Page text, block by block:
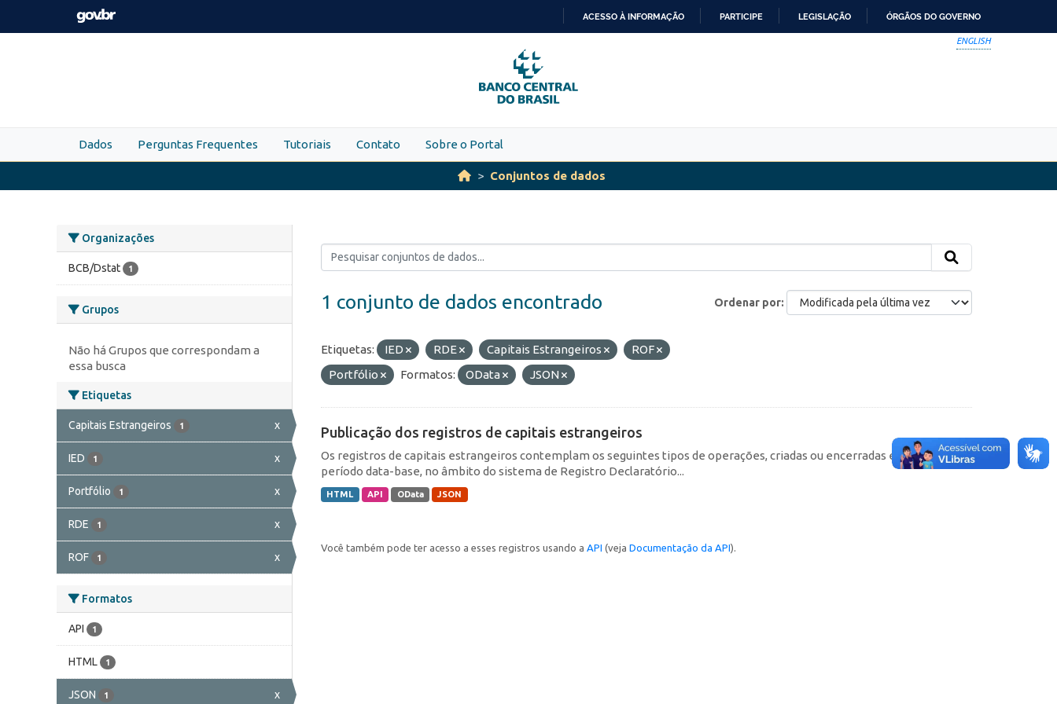
Skip to main content
PARA
O
CONTEÚDO
ACESSO À INFORMAÇÃO PARTICIPE LEGISLAÇÃO ÓRGÃOS DO GOVERNO
ENGLISH
Dados Perguntas Frequentes Tutoriais Contato Sobre o Portal
Conjuntos de dados
Organizações
BCB/Dstat 1
Grupos
Não há Grupos que correspondam a
essa busca
Etiquetas
Capitais Estrangeiros 1 x
IED 1 x
Portfólio 1 x
RDE 1 x
ROF 1 x
Formatos
API 1
HTML 1
JSON 1 x
Ordenar por
1 conjunto de dados encontrado
Etiquetas: IED RDE Capitais Estrangeiros
ROF
Portfólio
Formatos: OData JSON
Publicação dos registros de capitais estrangeiros
Os registros de capitais estrangeiros contemplam os seguintes tipos de operações, criadas ou encerradas em cada
período data-base, no âmbito do sistema de Registro Declaratório...
HTML API OData JSON
Você também pode ter acesso a esses registros usando a API (veja Documentação da API).